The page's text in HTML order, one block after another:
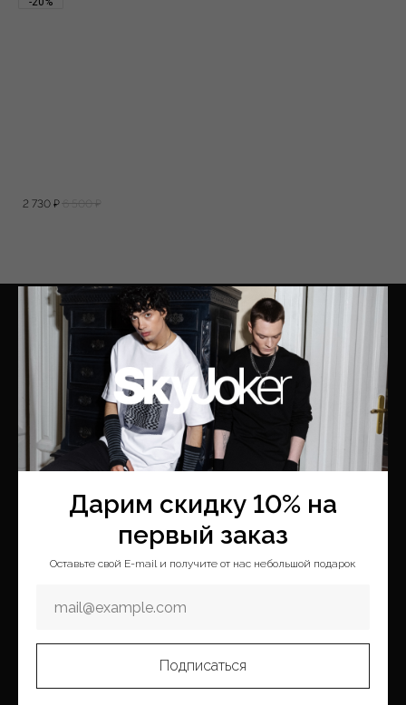
Дарим скидку 10% на
первый заказ
Оставьте свой E-mail и получите от нас небольшой подарок
Подписаться
2 730 ₽ 6 500 ₽
Меню
Каталог
Новая коллекция
Коллекции
Покупателям
Оплата и доставка
Условия возврата
Программа лояльности
Сотрудничество
Блог
Таблица размеров
Где купить